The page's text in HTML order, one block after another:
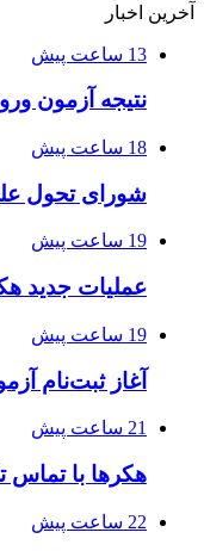
آخرین اخبار
13 ساعت پیش
نتیجه آزمون ورودی
18 ساعت پیش
شورای تحول
19 ساعت پیش
عملیات جدید
19 ساعت پیش
آغاز ثبت‌نام‌
21 ساعت پیش
هکرها با
22 ساعت پیش